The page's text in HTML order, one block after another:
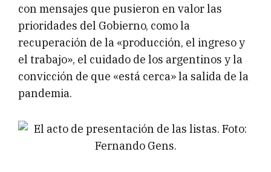
con mensajes que pusieron en valor las
prioridades del Gobierno, como la
recuperación de la «producción, el ingreso y
el trabajo», el cuidado de los argentinos y la
convicción de que «está cerca» la salida de la
pandemia.